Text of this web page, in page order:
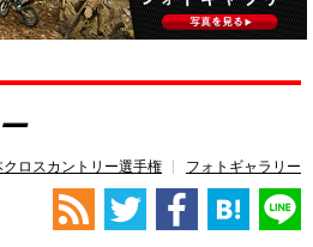
ロスカントリー選手権 フォトギャラリー